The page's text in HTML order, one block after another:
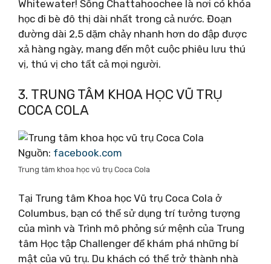
Whitewater! Sông Chattahoochee là nơi có khóa
học đi bè đô thị dài nhất trong cả nước. Đoạn
đường dài 2,5 dặm chảy nhanh hơn do đập được
xả hàng ngày, mang đến một cuộc phiêu lưu thú
vị, thú vị cho tất cả mọi người.
3. TRUNG TÂM KHOA HỌC VŨ TRỤ
COCA COLA
Nguồn: facebook.com
Trung tâm khoa học vũ trụ Coca Cola
Tại Trung tâm Khoa học Vũ trụ Coca Cola ở
Columbus, bạn có thể sử dụng trí tưởng tượng
của mình và Trình mô phỏng sứ mệnh của Trung
tâm Học tập Challenger để khám phá những bí
mật của vũ trụ. Du khách có thể trở thành nhà